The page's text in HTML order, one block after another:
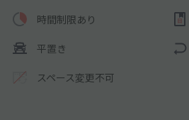
時間制限あり
平置き
スペース変更不可